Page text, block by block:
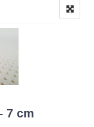
7 cm